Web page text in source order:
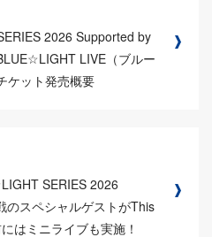
2026 Supported by
LIVE（ブルー
ケット発売概要
SERIES 2026
スペシャルゲストがThis
はミニライブも実施！